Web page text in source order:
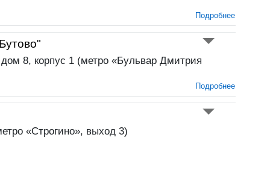
Подробнее
8, корпус 1 (метро «Бульвар Дмитрия
Подробнее
«Строгино», выход 3)